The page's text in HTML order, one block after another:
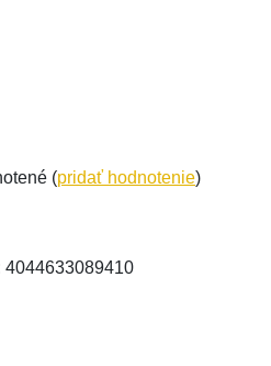
(pridať hodnotenie)
4044633089410